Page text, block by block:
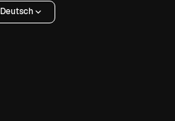
Deutsch